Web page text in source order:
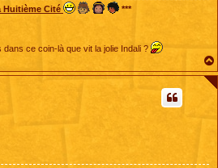
Huitième Cité
***
ce coin-là que vit la jolie Indali ?